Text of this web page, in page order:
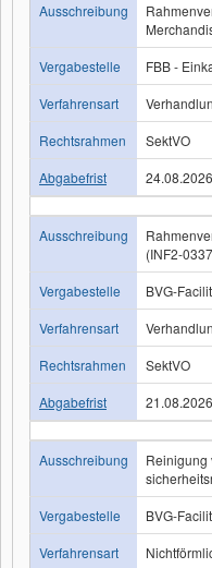
Ausschreibung
Vergabestelle
FBB -
Verfahrensart
Rechtsrahmen
SektVO
Abgabefrist
Ausschreibung
(INF2-
Vergabestelle
BVG-
Verfahrensart
Rechtsrahmen
SektVO
Abgabefrist
Ausschreibung
Reinigung
Vergabestelle
BVG-
Verfahrensart